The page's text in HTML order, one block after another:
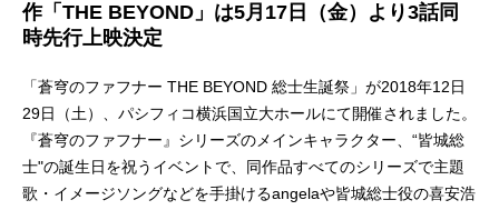
作「THE BEYOND」は5月17日（金）より3話同
時先行上映決定
「蒼穹のファフナー THE BEYOND 総士生誕祭」が2018年12日
29日（土）、パシフィコ横浜国立大ホールにて開催されました。
『蒼穹のファフナー』シリーズのメインキャラクター、“皆城総
士"の誕生日を祝うイベントで、同作品すべてのシリーズで主題
歌・イメージソングなどを手掛けるangelaや皆城総士役の喜安浩